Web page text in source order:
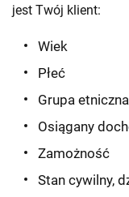
jest Twój klient:
Wiek
Płeć
Grupa etniczna
Osiągany
Zamożność
Stan cywilny,